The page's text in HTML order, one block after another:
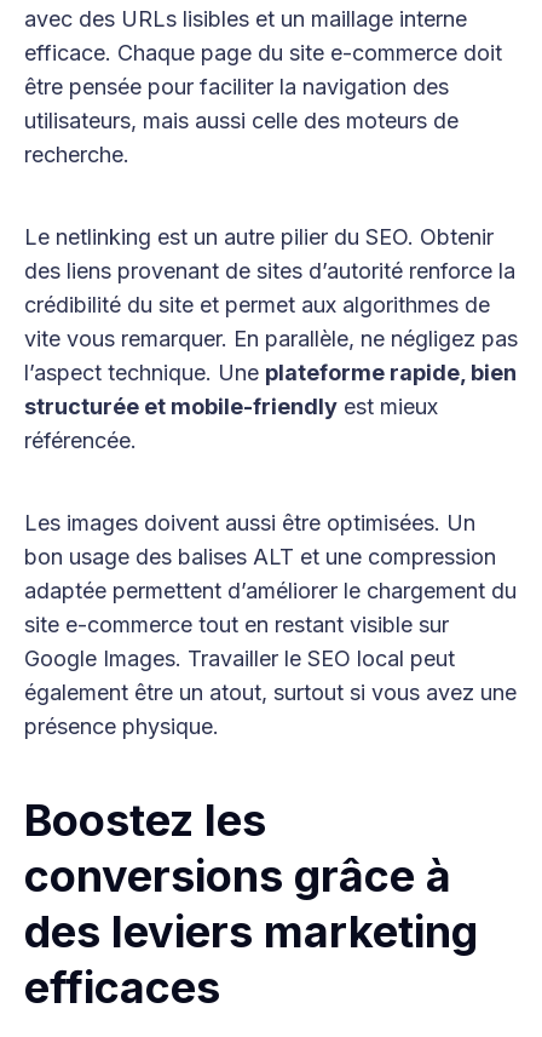
avec des URLs lisibles et un maillage interne
efficace. Chaque page du site e-commerce doit
être pensée pour faciliter la navigation des
utilisateurs, mais aussi celle des moteurs de
recherche.
Le netlinking est un autre pilier du SEO. Obtenir
des liens provenant de sites d’autorité renforce la
crédibilité du site et permet aux algorithmes de
vite vous remarquer. En parallèle, ne négligez pas
l’aspect technique. Une plateforme rapide, bien
structurée et mobile-friendly est mieux
référencée.
Les images doivent aussi être optimisées. Un
bon usage des balises ALT et une compression
adaptée permettent d’améliorer le chargement du
site e-commerce tout en restant visible sur
Google Images. Travailler le SEO local peut
également être un atout, surtout si vous avez une
présence physique.
Boostez les
conversions grâce à
des leviers marketing
efficaces